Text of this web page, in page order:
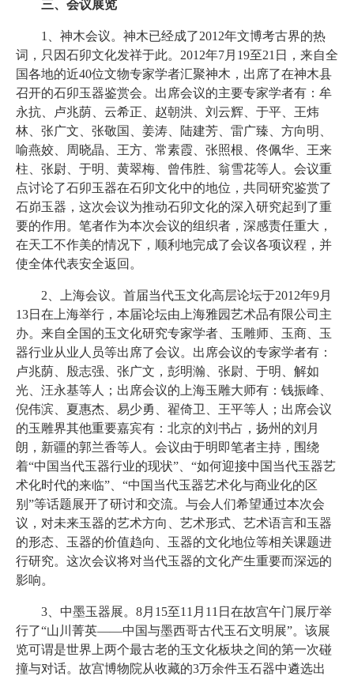
三、会议展览
1、神木会议。神木已经成了2012年文博考古界的热
词，只因石卯文化发祥于此。2012年7月19至21日，来自全
国各地的近40位文物专家学者汇聚神木，出席了在神木县
召开的石卯玉器鉴赏会。出席会议的主要专家学者有：牟
永抗、卢兆荫、云希正、赵朝洪、刘云辉、于平、王炜
林、张广文、张敬国、姜涛、陆建芳、雷广臻、方向明、
喻燕姣、周晓晶、王方、常素霞、张照根、佟佩华、王来
柱、张尉、于明、黄翠梅、曾伟胜、翁雪花等人。会议重
点讨论了石卯玉器在石卯文化中的地位，共同研究鉴赏了
石峁玉器，这次会议为推动石卯文化的深入研究起到了重
要的作用。笔者作为本次会议的组织者，深感责任重大，
在天工不作美的情况下，顺利地完成了会议各项议程，并
使全体代表安全返回。
2、上海会议。首届当代玉文化高层论坛于2012年9月
13日在上海举行，本届论坛由上海雅园艺术品有限公司主
办。来自全国的玉文化研究专家学者、玉雕师、玉商、玉
器行业从业人员等出席了会议。出席会议的专家学者有：
卢兆荫、殷志强、张广文，彭明瀚、张尉、于明、解如
光、汪永基等人；出席会议的上海玉雕大师有：钱振峰、
倪伟滨、夏惠杰、易少勇、翟倚卫、王平等人；出席会议
的玉雕界其他重要嘉宾有：北京的刘书占，扬州的刘月
朗，新疆的郭兰香等人。会议由于明即笔者主持，围绕
着“中国当代玉器行业的现状”、“如何迎接中国当代玉器艺
术化时代的来临”、“中国当代玉器艺术化与商业化的区
别”等话题展开了研讨和交流。与会人们希望通过本次会
议，对未来玉器的艺术方向、艺术形式、艺术语言和玉器
的形态、玉器的价值趋向、玉器的文化地位等相关课题进
行研究。这次会议将对当代玉器的文化产生重要而深远的
影响。
3、中墨玉器展。8月15至11月11日在故宫午门展厅举
行了“山川菁英——中国与墨西哥古代玉石文明展”。该展
览可谓是世界上两个最古老的玉文化板块之间的第一次碰
撞与对话。故宫博物院从收藏的3万余件玉石器中遴选出